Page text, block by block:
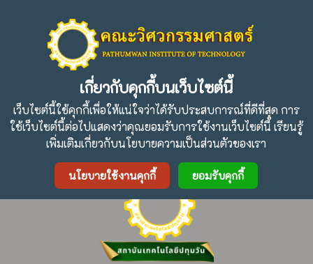
ปรัชญา :
" การศึกษาเพื่อความเป็นเลิศและความสามัคคีใน
วิศวกรรมศาสตร์เฉพาะทาง "
เกี่ยวกับคุกกี้บนเว็บไซต์นี้
เว็บไซต์นี้ใช้คุกกี้เพื่อให้แน่ใจว่าได้รับประสบการณ์ที่ดีที่สุด การ
ใช้เว็บไซต์นี้ต่อไปแสดงว่าคุณยอมรับการใช้งานเว็บไซต์นี้ เรียนรู้
เพิ่มเติมเกี่ยวกับนโยบายความเป็นส่วนตัวของเรา
นโยบายใช้งานคุกกี้ ยอมรับคุกกี้
FacebookTwitterLine